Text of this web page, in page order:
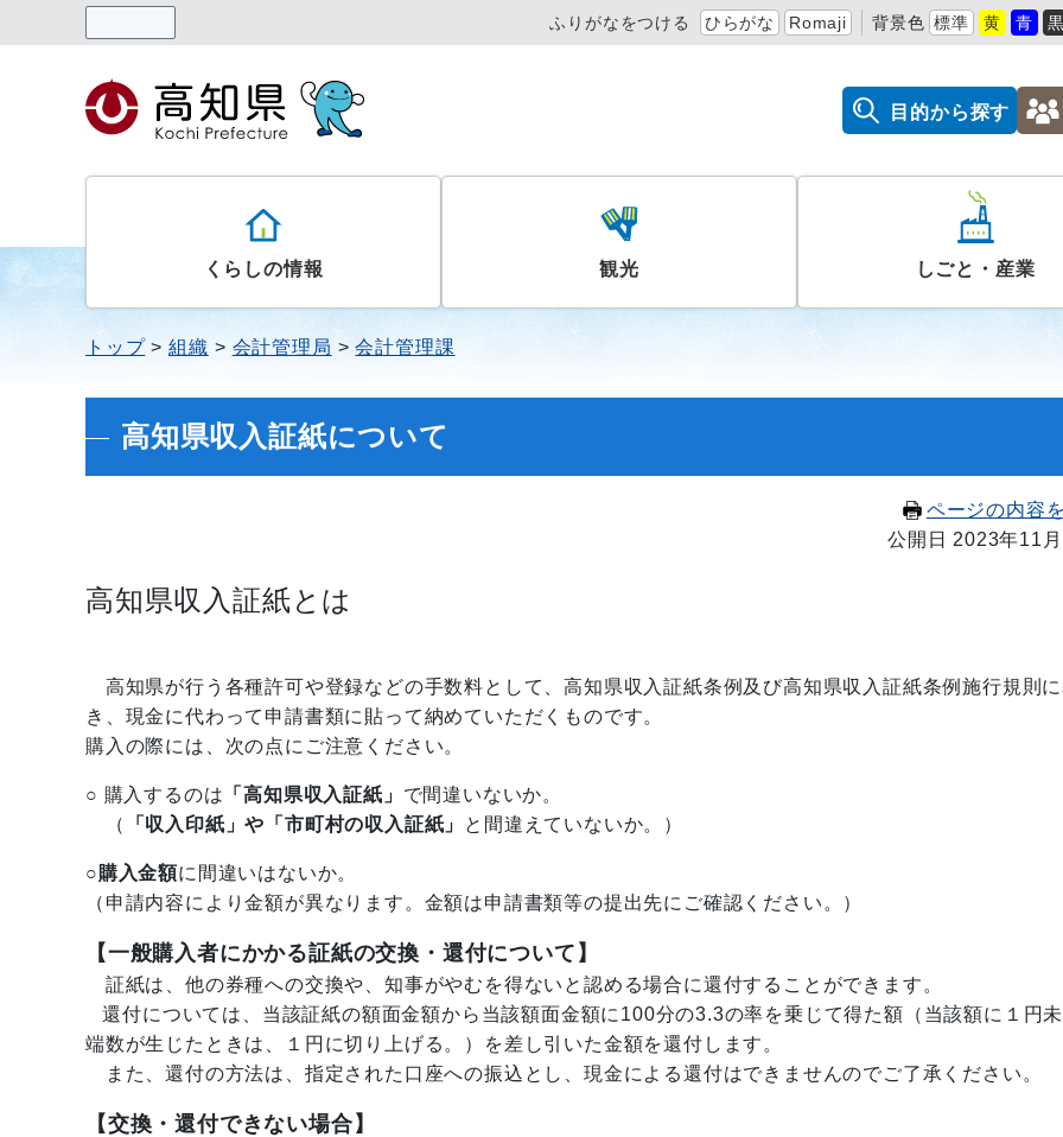
ふりがなをつける ひらがな Romaji 背景色 標準 黄 青
目的から探す
くらしの情報 観光 しごと・産業
トップ 組織 会計管理局 会計管理課
高知県収入証紙について
ページの内容
公開日 2023年11
高知県収入証紙とは
高知県が行う各種許可や登録などの手数料として、高知県収入証紙条例及び高知県収入証紙条例施行規則
き、 現金に代わって申請書類に貼って納めていただくものです。
購入の際には 、次の点にご注意ください。
○ 購入するのは 「高知県収入証紙」 で間違いないか。
（
「収入印紙」や「市町村の収入証紙」 と間違えていないか。）
○購 入金額に間違いはないか。
（申請内容により金額が異なります。金額は申請書類等の提出先にご確認ください。）
【一般購入者にかかる証紙の交換・還付について】
証紙は、他の券種への交換や、知事がやむを得ないと認める場合に還付することができます。
還付については、当該証紙の額面金額から当該額面金額に100分の3.3の率を乗じて得た額 （当該額に１円
端数が生じたときは、１円に切り上げる。）を差し引いた金額を還付します。
また、還付の方法は
、指定された口座への振込とし、現金による還付はできませんのでご了承ください 。
【交換・還付できない場合】